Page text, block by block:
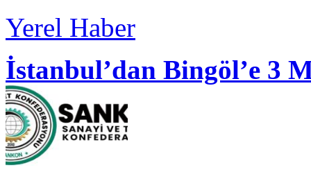
Yerel Haber
İstanbul’dan Bingöl’e 3